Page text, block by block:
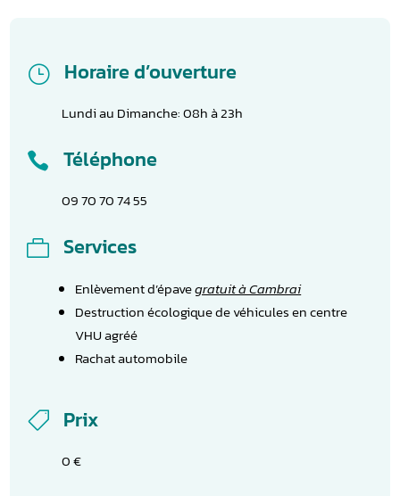
} Horaire d’ouverture
Lundi au Dimanche: 08h à 23h
 Téléphone
09 70 70 74 55
 Services
Enlèvement d’épavegratuit à Cambrai
Destruction écologique de véhicules en centre
VHU agréé
Rachat automobile
 Prix
0 €